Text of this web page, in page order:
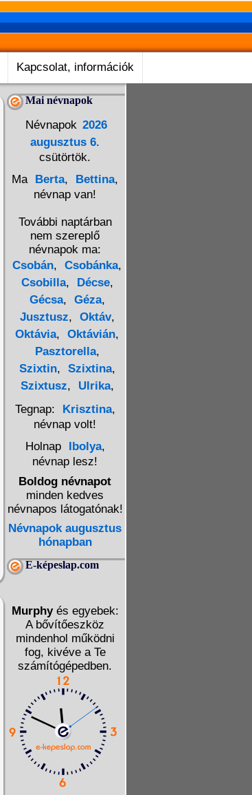
Kapcsolat, információk
Mai névnapok
Névnapok 2026
augusztus 6.
csütörtök.
Ma
Berta, Bettina,
névnap van!
További naptárban
nem szereplő
névnapok ma:
Csobán, Csobánka,
Csobilla, Décse,
Gécsa, Géza,
Jusztusz, Oktáv,
Oktávia, Oktávián,
Pasztorella,
Szixtin, Szixtina,
Szixtusz, Ulrika,
Tegnap:
Krisztina,
névnap volt!
Holnap
Ibolya,
névnap lesz!
Boldog névnapot
minden kedves
névnapos látogatónak!
Névnapok augusztus
hónapban
E-képeslap.com
Murphyés egyebek:
A bővítőeszköz
mindenhol működni
fog, kivéve a Te
számítógépedben.